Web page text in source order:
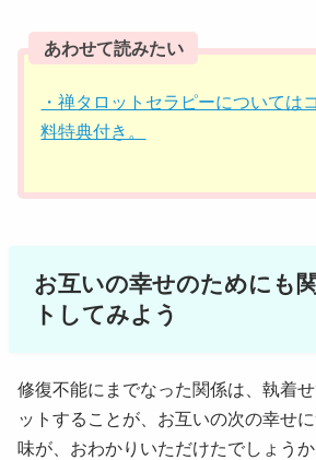
あわせて読みたい
・禅タロットセラピーについては
料特典付き。
お互いの幸せのためにも
トしてみよう
修復不能にまでなった関係は、執着
ットすることが、お互いの次の幸せ
味が、おわかりいただけたでしょうか